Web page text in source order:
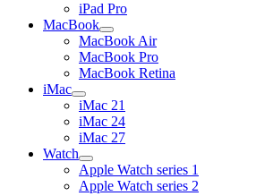
iPad Pro
MacBook
MacBook Air
MacBook Pro
MacBook Retina
iMac
iMac 21
iMac 24
iMac 27
Watch
Apple Watch series 1
Apple Watch series 2